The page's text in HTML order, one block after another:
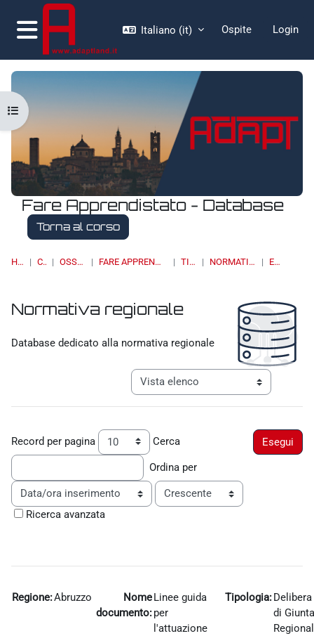
Vai al contenuto principale
Pannello laterale
Italiano ‎(it)‎ Ospite Login
Fare Apprendistato - Database
Torna al corso
HOME CORSI OSSERVATORI FARE APPRENDISTATO - DATABASE TIROCINI NORMATIVA REGIONALE ELENCO
Apri indice del corso
Normativa regionale
Database dedicato alla normativa regionale
Navigazione terziaria modalità
Record per pagina Cerca
Ordina per
Ordine
Ricerca avanzata
Regione:Abruzzo
Nome
documento:
Linee guida
per
l'attuazione
Tipologia:Delibera
di Giunta